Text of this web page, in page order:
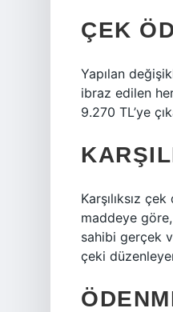
ÇEK
Yapılan
ibraz edilen
9.270 TL’ye
Karşılıksız
maddeye
sahibi gerçek
çeki